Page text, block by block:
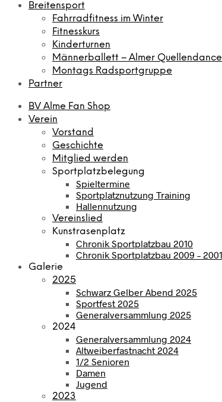
Breitensport
Fahrradfitness im Winter
Fitnesskurs
Kinderturnen
Männerballett – Almer
Montags Radsportgruppe
Partner
BV Alme Fan Shop
Verein
Vorstand
Geschichte
Mitglied werden
Sportplatzbelegung
Spieltermine
Sportplatznutzung Training
Hallennutzung
Vereinslied
Kunstrasenplatz
Chronik Sportplatzbau 2010
Chronik Sportplatzbau 2009 – 2001
Galerie
2025
Schwarz Gelber Abend 2025
Sportfest 2025
Generalversammlung 2025
2024
Generalversammlung 2024
Altweiberfastnacht 2024
1/2 Senioren
Damen
Jugend
2023